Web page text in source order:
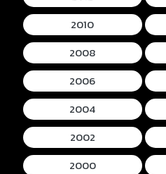
2010
2008
2006
2004
2002
2000